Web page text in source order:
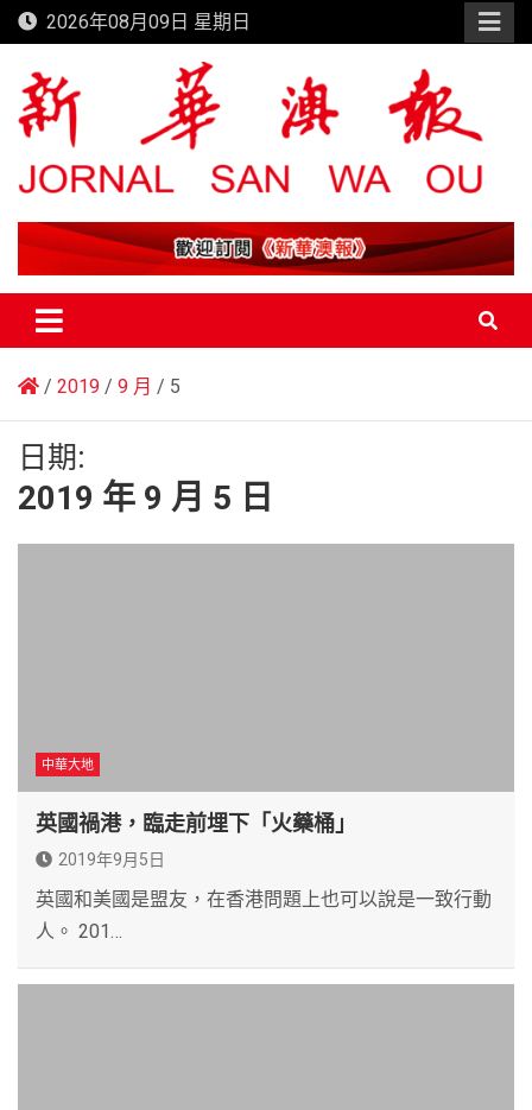
Skip
to
content
2026年08月09日 星期日
新華澳報
2019 9 月 5
日期:
2019 年 9 月 5 日
中華大地
英國禍港，臨走前埋下「火藥桶」
2019年9月5日
英國和美國是盟友，在香港問題上也可以說是一致行動
人。 201…